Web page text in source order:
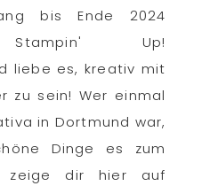
bis Ende 2024
Stampin' Up!
liebe es, kreativ mit
zu sein! Wer einmal
in Dortmund war,
Dinge es zum
zeige dir hier auf